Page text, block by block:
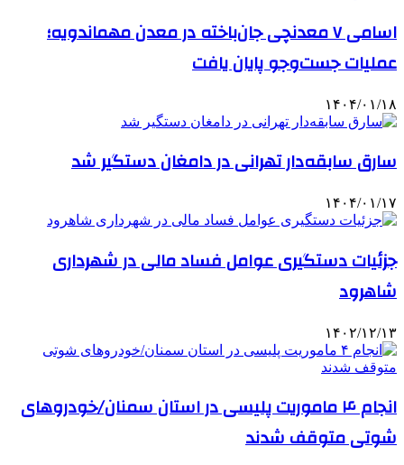
اسامی ۷ معدنچی جان‌باخته در معدن مهماندویه؛
عملیات جست‌وجو پایان یافت
۱۴۰۴/۰۱/۱۸
سارق سابقه‌دار تهرانی در دامغان دستگیر شد
۱۴۰۴/۰۱/۱۷
جزئیات دستگیری عوامل فساد مالی در شهرداری
شاهرود
۱۴۰۲/۱۲/۱۳
انجام ۴ ماموریت پلیسی در استان سمنان/خودروهای
شوتی متوقف شدند